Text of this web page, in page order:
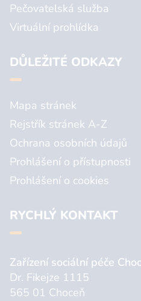
Pečovatelská služba
Virtuální prohlídka
DŮLEŽITÉ ODKAZY
Mapa stránek
Rejstřík stránek A-Z
Ochrana osobních údajů
Prohlášení o přístupnosti
Prohlášení o cookies
RYCHLÝ KONTAKT
Zařízení sociální péče
Dr. Fikejze 1115
565 01 Choceň